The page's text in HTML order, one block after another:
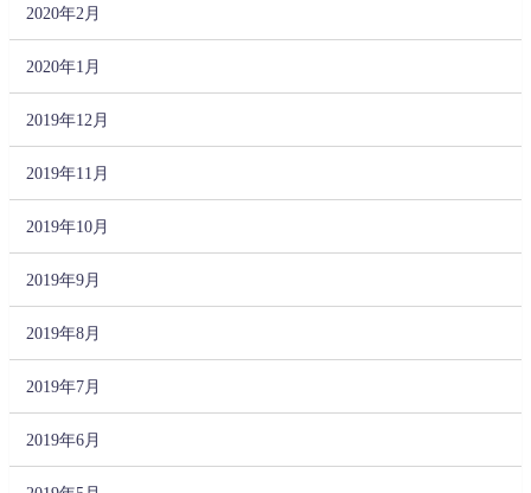
2020年2月
2020年1月
2019年12月
2019年11月
2019年10月
2019年9月
2019年8月
2019年7月
2019年6月